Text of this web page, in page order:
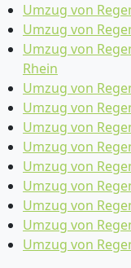
Umzug von
Umzug von
Umzug von
Rhein
Umzug von
Umzug von
Umzug von
Umzug von
Umzug von
Umzug von
Umzug von
Umzug von
Umzug von